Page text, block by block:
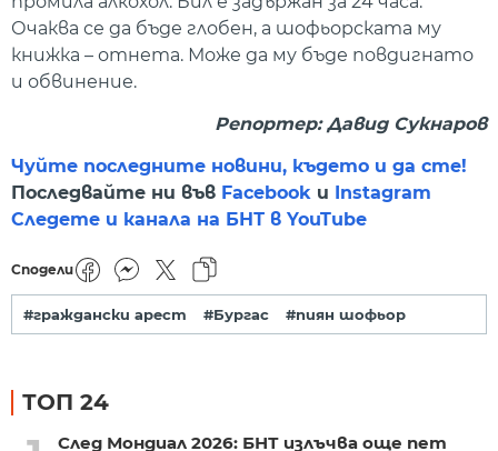
Очаква се да бъде глобен, а шофьорската му
книжка – отнета. Може да му бъде повдигнато
и обвинение.
Репортер: Давид Сукнаров
Чуйте последните новини, където и да сте!
Последвайте ни във Facebook и
Instagram
Следете и канала на БНТ в YouTube
Сподели
#граждански арест #Бургас #пиян шофьор
ТОП 24
След Мондиал 2026: БНТ излъчва още пет